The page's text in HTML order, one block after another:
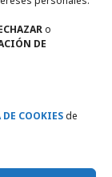
o
DE
COOKIESde